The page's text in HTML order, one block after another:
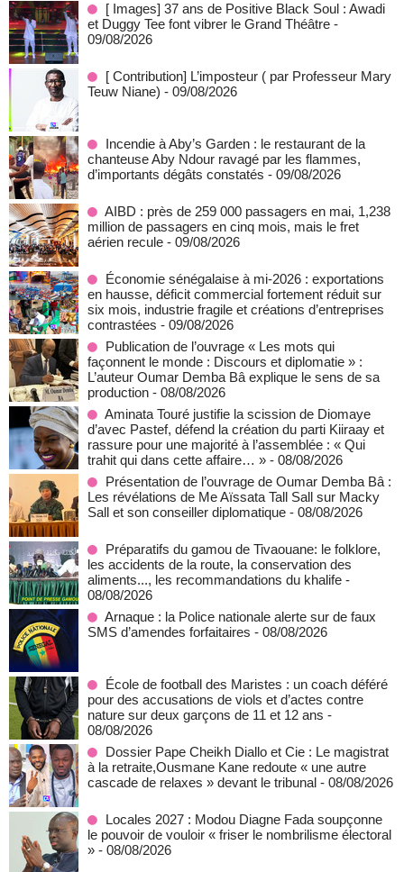
[ Images] 37 ans de Positive Black Soul : Awadi
et Duggy Tee font vibrer le Grand Théâtre -
09/08/2026
[ Contribution] L’imposteur ( par Professeur Mary
Teuw Niane) - 09/08/2026
Incendie à Aby’s Garden : le restaurant de la
chanteuse Aby Ndour ravagé par les flammes,
d’importants dégâts constatés - 09/08/2026
AIBD : près de 259 000 passagers en mai, 1,238
million de passagers en cinq mois, mais le fret
aérien recule - 09/08/2026
Économie sénégalaise à mi-2026 : exportations
en hausse, déficit commercial fortement réduit sur
six mois, industrie fragile et créations d’entreprises
contrastées - 09/08/2026
Publication de l’ouvrage « Les mots qui
façonnent le monde : Discours et diplomatie » :
L’auteur Oumar Demba Bâ explique le sens de sa
production - 08/08/2026
Aminata Touré justifie la scission de Diomaye
d’avec Pastef, défend la création du parti Kiiraay et
rassure pour une majorité à l’assemblée : « Qui
trahit qui dans cette affaire… » - 08/08/2026
Présentation de l’ouvrage de Oumar Demba Bâ :
Les révélations de Me Aïssata Tall Sall sur Macky
Sall et son conseiller diplomatique - 08/08/2026
Préparatifs du gamou de Tivaouane: le folklore,
les accidents de la route, la conservation des
aliments..., les recommandations du khalife -
08/08/2026
Arnaque : la Police nationale alerte sur de faux
SMS d’amendes forfaitaires - 08/08/2026
École de football des Maristes : un coach déféré
pour des accusations de viols et d’actes contre
nature sur deux garçons de 11 et 12 ans -
08/08/2026
Dossier Pape Cheikh Diallo et Cie : Le magistrat
à la retraite,Ousmane Kane redoute « une autre
cascade de relaxes » devant le tribunal - 08/08/2026
Locales 2027 : Modou Diagne Fada soupçonne
le pouvoir de vouloir « friser le nombrilisme électoral
» - 08/08/2026